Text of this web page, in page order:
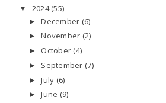
▼ 2024(55)
►December (6)
►November (2)
► October (4)
► September (7)
►July (6)
►June (9)